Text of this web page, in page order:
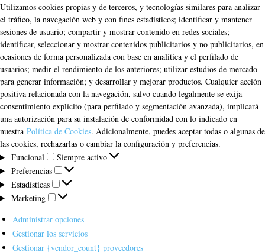
Utilizamos cookies propias y de terceros, y tecnologías similares para analizar
el tráfico, la navegación web y con fines estadísticos; identificar y mantener
sesiones de usuario; compartir y mostrar contenido en redes sociales;
identificar, seleccionar y mostrar contenidos publicitarios y no publicitarios, en
ocasiones de forma personalizada con base en analítica y el perfilado de
usuarios; medir el rendimiento de los anteriores; utilizar estudios de mercado
para generar información; y desarrollar y mejorar productos. Cualquier acción
positiva relacionada con la navegación, salvo cuando legalmente se exija
consentimiento explícito (para perfilado y segmentación avanzada), implicará
una autorización para su instalación de conformidad con lo indicado en
nuestra Política de Cookies. Adicionalmente, puedes aceptar todas o algunas de
las cookies, rechazarlas o cambiar la configuración y preferencias.
Funcional
Funcional
Siempre activo
Preferencias
Preferencias
Estadísticas
Estadísticas
Marketing
Marketing
Administrar opciones
Gestionar los servicios
Gestionar {vendor_count} proveedores